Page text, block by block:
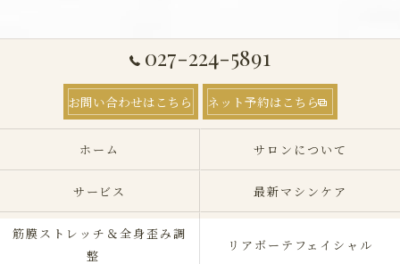
027-224-5891
お問い合わせはこちら ネット予約はこちら
ホーム サロンについて
サービス 最新マシンケア
筋膜ストレッチ＆全身歪み調
整
リアボーテフェイシャル